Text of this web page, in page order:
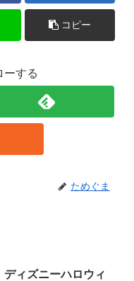
コピー
ーする
ためぐま
ディズニーハロウィ